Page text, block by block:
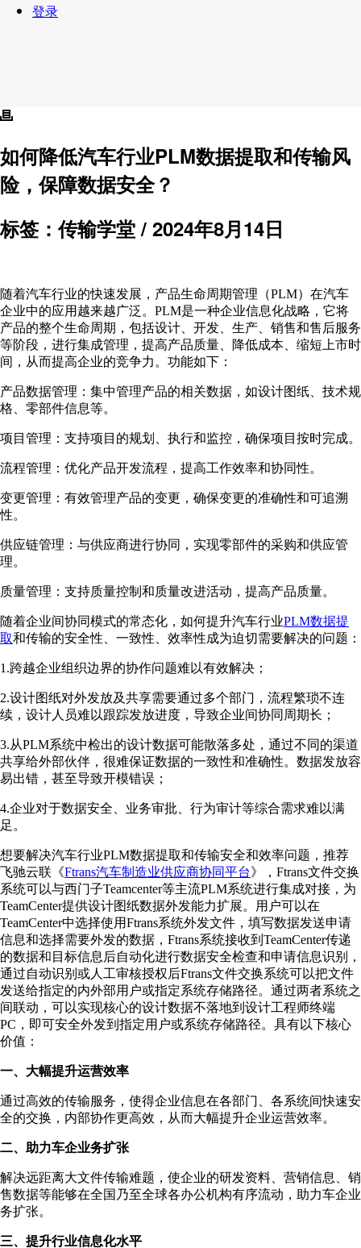
登录
如何降低汽车行业PLM数据提取和传输风
险，保障数据安全？
标签：传输学堂 / 2024年8月14日
随着汽车行业的快速发展，产品生命周期管理（PLM）在汽车
企业中的应用越来越广泛。PLM是一种企业信息化战略，它将
产品的整个生命周期，包括设计、开发、生产、销售和售后服务
等阶段，进行集成管理，提高产品质量、降低成本、缩短上市时
间，从而提高企业的竞争力。功能如下：
产品数据管理：集中管理产品的相关数据，如设计图纸、技术规
格、零部件信息等。
项目管理：支持项目的规划、执行和监控，确保项目按时完成。
流程管理：优化产品开发流程，提高工作效率和协同性。
变更管理：有效管理产品的变更，确保变更的准确性和可追溯
性。
供应链管理：与供应商进行协同，实现零部件的采购和供应管
理。
质量管理：支持质量控制和质量改进活动，提高产品质量。
随着企业间协同模式的常态化，如何提升汽车行业PLM数据提
取和传输的安全性、一致性、效率性成为迫切需要解决的问题：
1.跨越企业组织边界的协作问题难以有效解决；
2.设计图纸对外发放及共享需要通过多个部门，流程繁琐不连
续，设计人员难以跟踪发放进度，导致企业间协同周期长；
3.从PLM系统中检出的设计数据可能散落多处，通过不同的渠道
共享给外部伙伴，很难保证数据的一致性和准确性。数据发放容
易出错，甚至导致开模错误；
4.企业对于数据安全、业务审批、行为审计等综合需求难以满
足。
想要解决汽车行业PLM数据提取和传输安全和效率问题，推荐
飞驰云联《Ftrans汽车制造业供应商协同平台》，Ftrans文件交换
系统可以与西门子Teamcenter等主流PLM系统进行集成对接，为
TeamCenter提供设计图纸数据外发能力扩展。用户可以在
TeamCenter中选择使用Ftrans系统外发文件，填写数据发送申请
信息和选择需要外发的数据，Ftrans系统接收到TeamCenter传递
的数据和目标信息后自动化进行数据安全检查和申请信息识别，
通过自动识别或人工审核授权后Ftrans文件交换系统可以把文件
发送给指定的内外部用户或指定系统存储路径。通过两者系统之
间联动，可以实现核心的设计数据不落地到设计工程师终端
PC，即可安全外发到指定用户或系统存储路径。具有以下核心
价值：
一、大幅提升运营效率
通过高效的传输服务，使得企业信息在各部门、各系统间快速安
全的交换，内部协作更高效，从而大幅提升企业运营效率。
二、助力车企业务扩张
解决远距离大文件传输难题，使企业的研发资料、营销信息、销
售数据等能够在全国乃至全球各办公机构有序流动，助力车企业
务扩张。
三、提升行业信息化水平